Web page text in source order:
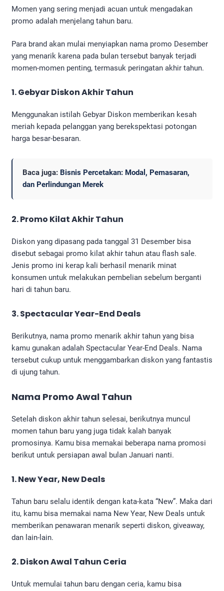
Momen yang sering menjadi acuan untuk mengadakan
promo adalah menjelang tahun baru.
Para brand akan mulai menyiapkan nama promo Desember
yang menarik karena pada bulan tersebut banyak terjadi
momen-momen penting, termasuk peringatan akhir tahun.
1. Gebyar Diskon Akhir Tahun
Menggunakan istilah Gebyar Diskon memberikan kesah
meriah kepada pelanggan yang berekspektasi potongan
harga besar-besaran.
Baca juga: Bisnis Percetakan: Modal, Pemasaran,
dan Perlindungan Merek
2. Promo Kilat Akhir Tahun
Diskon yang dipasang pada tanggal 31 Desember bisa
disebut sebagai promo kilat akhir tahun atau flash sale.
Jenis promo ini kerap kali berhasil menarik minat
konsumen untuk melakukan pembelian sebelum berganti
hari di tahun baru.
3. Spectacular Year-End Deals
Berikutnya, nama promo menarik akhir tahun yang bisa
kamu gunakan adalah Spectacular Year-End Deals. Nama
tersebut cukup untuk menggambarkan diskon yang fantastis
di ujung tahun.
Nama Promo Awal Tahun
Setelah diskon akhir tahun selesai, berikutnya muncul
momen tahun baru yang juga tidak kalah banyak
promosinya. Kamu bisa memakai beberapa nama promosi
berikut untuk persiapan awal bulan Januari nanti.
1. New Year, New Deals
Tahun baru selalu identik dengan kata-kata “New”. Maka dari
itu, kamu bisa memakai nama New Year, New Deals untuk
memberikan penawaran menarik seperti diskon, giveaway,
dan lain-lain.
2. Diskon Awal Tahun Ceria
Untuk memulai tahun baru dengan ceria, kamu bisa